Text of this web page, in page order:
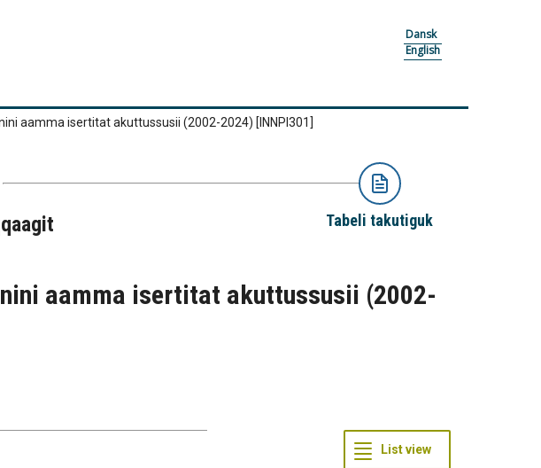
Dansk
English
aamma isertitat akuttussusii (2002-2024) [INNPI301]
Tabeli takutiguk
aamma isertitat akuttussusii (2002-